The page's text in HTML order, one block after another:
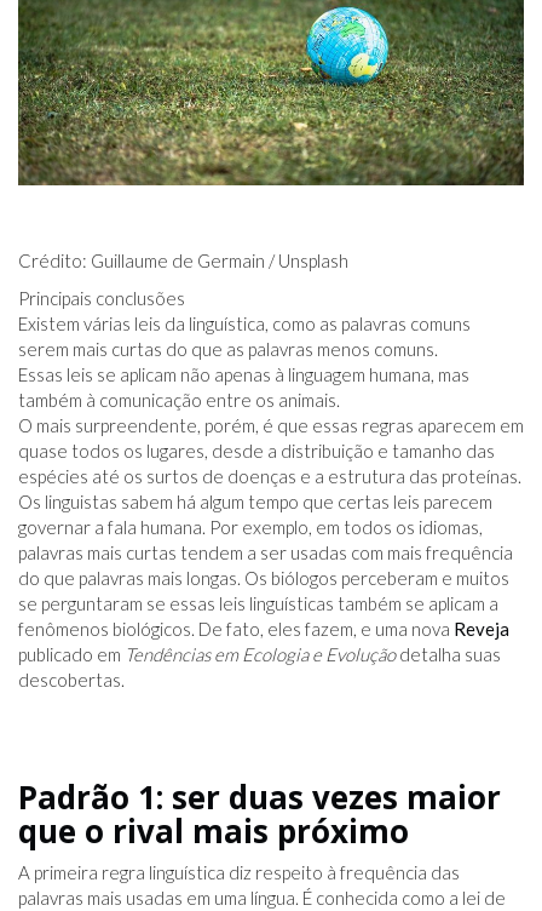
Crédito: Guillaume de Germain / Unsplash
Principais conclusões
Existem várias leis da linguística, como as palavras comuns
serem mais curtas do que as palavras menos comuns.
Essas leis se aplicam não apenas à linguagem humana, mas
também à comunicação entre os animais.
O mais surpreendente, porém, é que essas regras aparecem em
quase todos os lugares, desde a distribuição e tamanho das
espécies até os surtos de doenças e a estrutura das proteínas.
Os linguistas sabem há algum tempo que certas leis parecem
governar a fala humana. Por exemplo, em todos os idiomas,
palavras mais curtas tendem a ser usadas com mais frequência
do que palavras mais longas. Os biólogos perceberam e muitos
se perguntaram se essas leis linguísticas também se aplicam a
fenômenos biológicos. De fato, eles fazem, e uma nova Reveja
publicado em Tendências em Ecologia e Evoluçãodetalha suas
descobertas.
Padrão 1: ser duas vezes maior
que o rival mais próximo
A primeira regra linguística diz respeito à frequência das
palavras mais usadas em uma língua. É conhecida como a lei de